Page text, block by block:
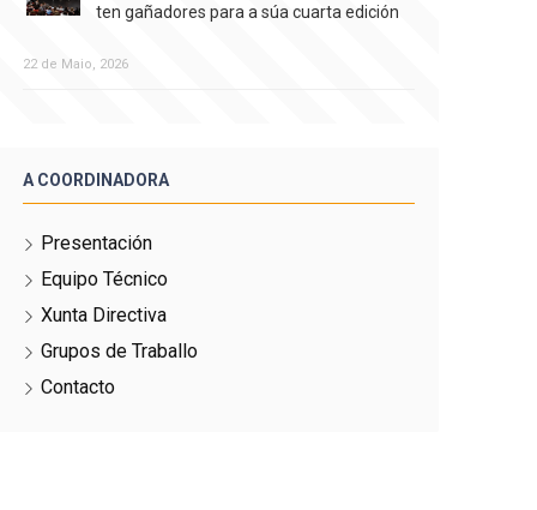
ten gañadores para a súa cuarta edición
22 de Maio, 2026
A COORDINADORA
Presentación
Equipo Técnico
Xunta Directiva
Grupos de Traballo
Contacto